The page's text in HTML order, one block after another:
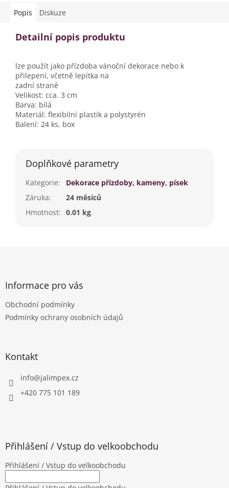
Popis Diskuze
Detailní popis produktu
lze použít jako přízdoba vánoční dekorace nebo k
přilepení, včetně lepítka na
zadní straně
Velikost: cca. 3 cm
Barva: bílá
Materiál: flexibilní plastik a polystyrén
Balení: 24 ks, box
Doplňkové parametry
Kategorie:
Dekorace přízdoby, kameny, písek
Záruka:
24 měsíců
Hmotnost: 0.01 kg
Informace pro vás
Obchodní podmínky
Podmínky ochrany osobních údajů
Kontakt
info@jalimpex.cz
+420 775 101 189
Přihlášení / Vstup do velkoobchodu
Přihlášení / Vstup do velkoobchodu